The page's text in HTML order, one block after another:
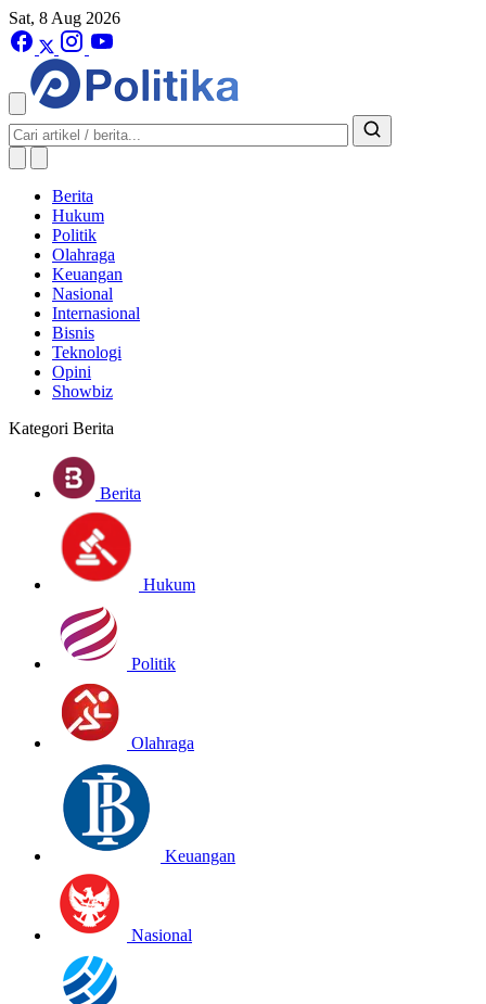
Sat, 8 Aug 2026
Berita
Hukum
Politik
Olahraga
Keuangan
Nasional
Internasional
Bisnis
Teknologi
Opini
Showbiz
Kategori Berita
Berita
Hukum
Politik
Olahraga
Keuangan
Nasional